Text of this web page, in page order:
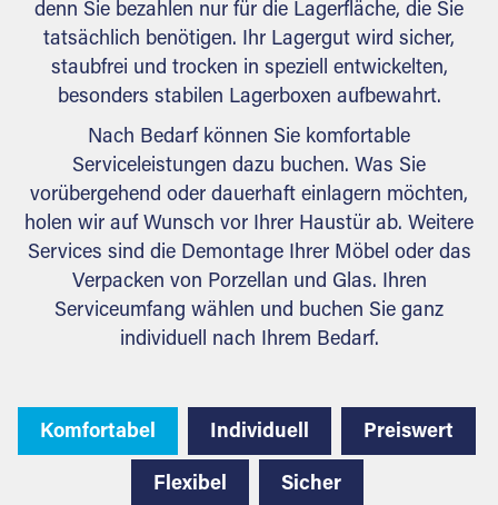
denn Sie bezahlen nur für die Lagerfläche, die Sie
tatsächlich benötigen. Ihr Lagergut wird sicher,
staubfrei und trocken in speziell entwickelten,
besonders stabilen Lagerboxen aufbewahrt.
Nach Bedarf können Sie komfortable
Serviceleistungen dazu buchen. Was Sie
vorübergehend oder dauerhaft einlagern möchten,
holen wir auf Wunsch vor Ihrer Haustür ab. Weitere
Services sind die Demontage Ihrer Möbel oder das
Verpacken von Porzellan und Glas. Ihren
Serviceumfang wählen und buchen Sie ganz
individuell nach Ihrem Bedarf.
Komfortabel Individuell Preiswert
Flexibel Sicher